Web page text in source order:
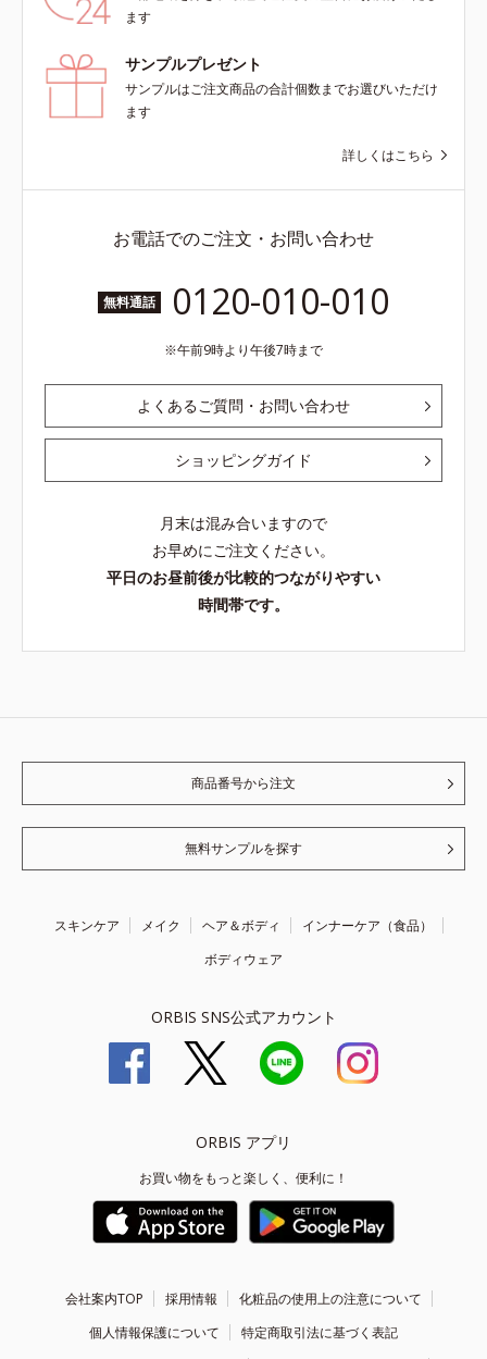
ます
サンプルプレゼント
サンプルはご注文商品の合計個数までお選びいただけ
ます
詳しくはこちら
お電話でのご注文・お問い合わせ
無料通話 0120-010-010
午前9時より午後7時まで
よくあるご質問・お問い合わせ
ショッピングガイド
月末は混み合いますので
お早めにご注文ください。
平日のお昼前後が比較的つながりやすい
時間帯です。
商品番号から注文
無料サンプルを探す
スキンケア メイク ヘア＆ボディ
インナーケア（食品）
ボディウェア
ORBIS SNS公式アカウント
ORBIS アプリ
お買い物をもっと楽しく、便利に！
会社案内TOP 採用情報
化粧品の使用上の注意について
個人情報保護について
特定商取引法に基づく表記